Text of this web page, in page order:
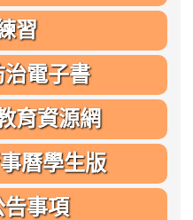
習
電子書
育資源網
曆學生版
告事項